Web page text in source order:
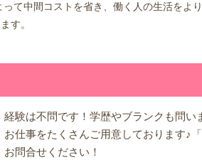
て中間コストを省き、働く人の生活をよ
す。
経験は不問です！学歴やブランクも問
お仕事をたくさんご用意しております♪
お問合せください！